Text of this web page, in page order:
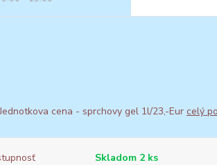
cena - sprchovy gel 1l/23,-Eur celý
Skladom 2 ks